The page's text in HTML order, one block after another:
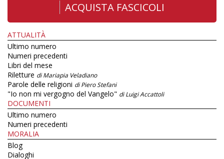
ACQUISTA FASCICOLI
ATTUALITÀ
Ultimo numero
Numeri precedenti
Libri del mese
Riletture di Mariapia Veladiano
Parole delle religioni di Piero Stefani
"Io non mi vergogno del Vangelo" di Luigi Accattoli
DOCUMENTI
Ultimo numero
Numeri precedenti
MORALIA
Blog
Dialoghi